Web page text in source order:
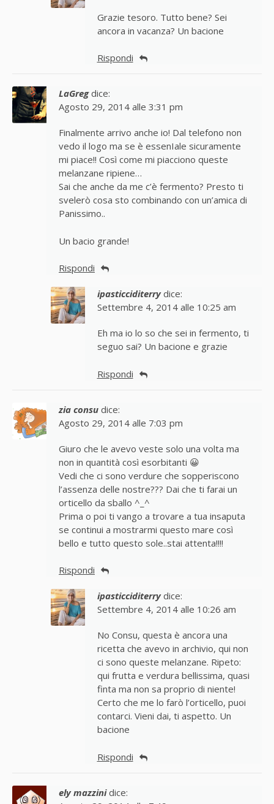
Grazie tesoro. Tutto bene? Sei
ancora in vacanza? Un bacione
Rispondi
LaGreg dice:
Agosto 29, 2014 alle 3:31 pm
Finalmente arrivo anche io! Dal telefono non
vedo il logo ma se è essenIale sicuramente
mi piace!! Così come mi piacciono queste
melanzane ripiene…
Sai che anche da me c’è fermento? Presto ti
svelerò cosa sto combinando con un’amica di
Panissimo..
Un bacio grande!
Rispondi
ipasticciditerry dice:
Settembre 4, 2014 alle 10:25 am
Eh ma io lo so che sei in fermento, ti
seguo sai? Un bacione e grazie
Rispondi
zia consu dice:
Agosto 29, 2014 alle 7:03 pm
Giuro che le avevo veste solo una volta ma
non in quantità così esorbitanti 😀
Vedi che ci sono verdure che sopperiscono
l’assenza delle nostre??? Dai che ti farai un
orticello da sballo ^_^
Prima o poi ti vango a trovare a tua insaputa
se continui a mostrarmi questo mare così
bello e tutto questo sole..stai attenta!!!!
Rispondi
ipasticciditerry dice:
Settembre 4, 2014 alle 10:26 am
No Consu, questa è ancora una
ricetta che avevo in archivio, qui non
ci sono queste melanzane. Ripeto:
qui frutta e verdura bellissima, quasi
finta ma non sa proprio di niente!
Certo che me lo farò l’orticello, puoi
contarci. Vieni dai, ti aspetto. Un
bacione
Rispondi
ely mazzini dice: